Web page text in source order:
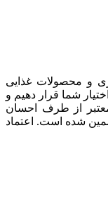
و محصولات غذایی
شما قرار دهیم و
از طرف احسان
شده است. اعتماد